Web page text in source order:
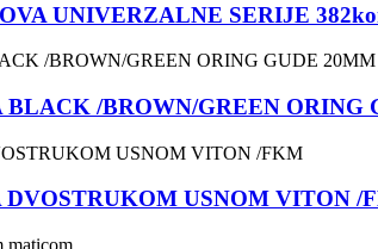
UNIVERZALNE SERIJE
/BROWN/GREEN
DVOSTRUKOM USNOM VITON /